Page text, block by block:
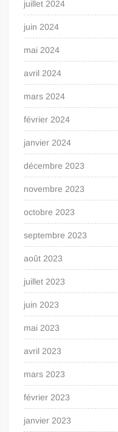
juillet 2024
juin 2024
mai 2024
avril 2024
mars 2024
février 2024
janvier 2024
décembre 2023
novembre 2023
octobre 2023
septembre 2023
août 2023
juillet 2023
juin 2023
mai 2023
avril 2023
mars 2023
février 2023
janvier 2023